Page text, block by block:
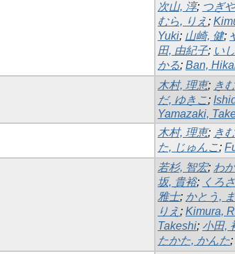
次山, 淳; つぎ
むら, りえ;
Yuki; 山崎, 健;
田, 由紀子; い
かる; Ban,
木村, 理恵; き
だ, ゆきこ;
Yamazaki,
木村, 理恵; き
た, じゅんこ;
若杉, 智宏; わ
坂, 貴裕; くろ
雅士; かとう,
りえ; Kimura,
Takeshi; 小田,
たかた, かんた;